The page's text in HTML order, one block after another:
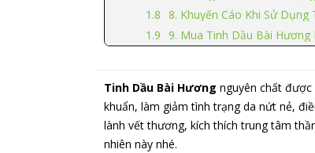
8. Khuyến Cáo Khi Sử
9. Mua Tinh Dầu Bài Hương
Tinh Dầu Bài Hương nguyên chất
khuẩn, làm giảm tình trạng da nứt nẻ,
lành vết thương, kích thích trung tâm
nhiên này nhé.